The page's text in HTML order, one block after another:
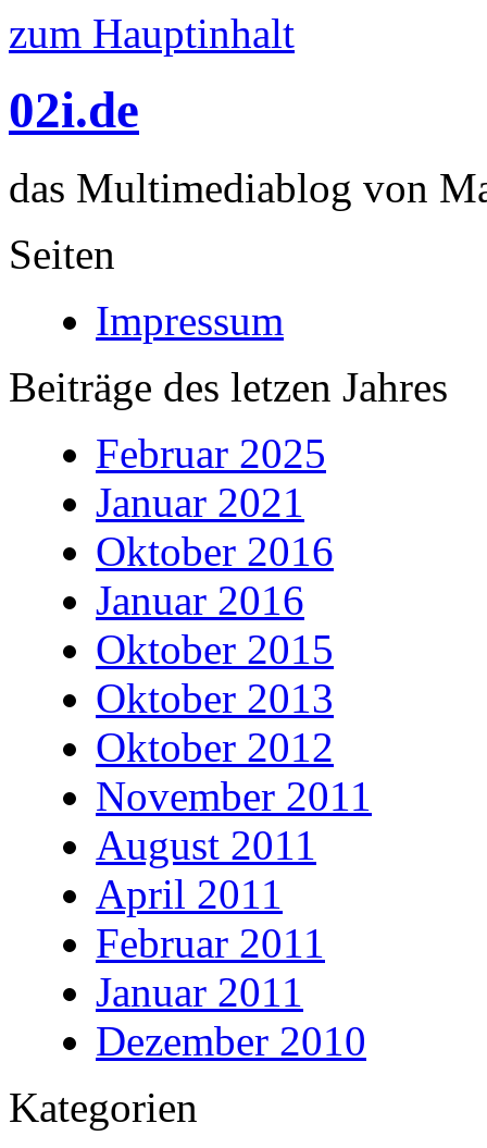
zum Hauptinhalt
02i.de
das Multimediablog von
Seiten
Impressum
Beiträge des letzen Jahres
Februar 2025
Januar 2021
Oktober 2016
Januar 2016
Oktober 2015
Oktober 2013
Oktober 2012
November 2011
August 2011
April 2011
Februar 2011
Januar 2011
Dezember 2010
Kategorien